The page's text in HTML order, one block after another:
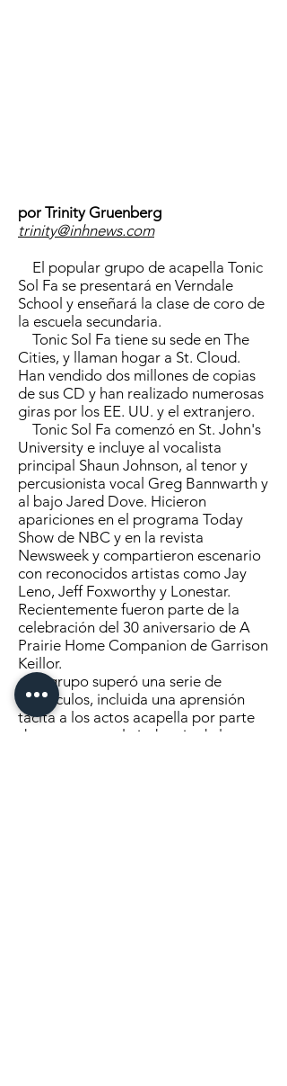
por Trinity Gruenberg
trinity@inhnews.com
El popular grupo de acapella Tonic
Sol Fa se presentará en Verndale
School y enseñará la clase de coro de
la escuela secundaria.
Tonic Sol Fa tiene su sede en The
Cities, y llaman hogar a St. Cloud.
Han vendido dos millones de copias
de sus CD y han realizado numerosas
giras por los EE. UU. y el extranjero.
Tonic Sol Fa comenzó en St. John's
University e incluye al vocalista
principal Shaun Johnson, al tenor y
percusionista vocal Greg Bannwarth y
al bajo Jared Dove. Hicieron
apariciones en el programa Today
Show de NBC y en la revista
Newsweek y compartieron escenario
con reconocidos artistas como Jay
Leno, Jeff Foxworthy y Lonestar.
Recientemente fueron parte de la
celebración del 30 aniversario de A
Prairie Home Companion de Garrison
Keillor.
El grupo superó una serie de
obstáculos, incluida una aprensión
tácita a los actos acapella por parte
de personas en la industria de la